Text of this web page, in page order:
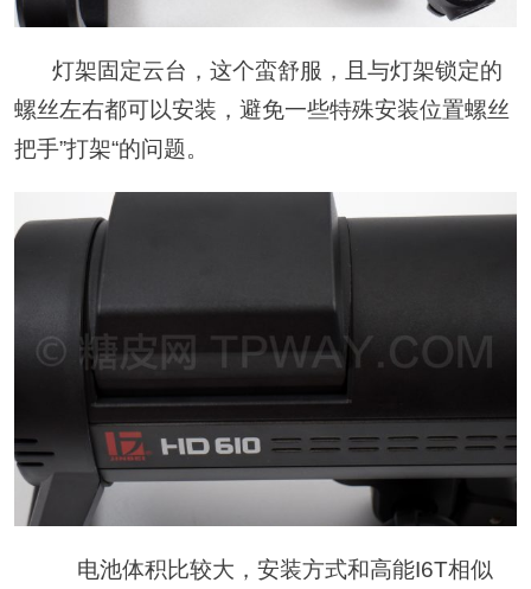
灯架固定云台，这个蛮舒服，且与灯架锁定的
螺丝左右都可以安装，避免一些特殊安装位置螺丝
把手”打架“的问题。
电池体积比较大，安装方式和高能I6T相似